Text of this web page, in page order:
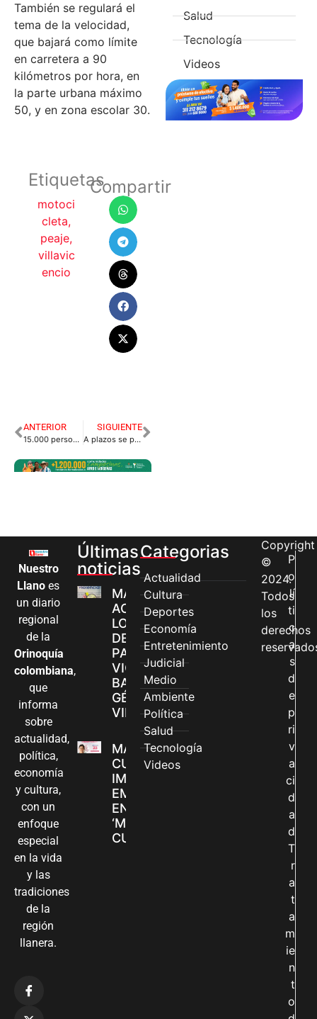
También se regulará el
tema de la velocidad,
que bajará como límite
en carretera a 90
kilómetros por hora, en
la parte urbana máximo
50, y en zona escolar 30.
Etiquetas
motoci
cleta,
peaje,
villavic
encio
Compartir
ANTERIOR
15.000 personas en el Meta no han cobrado el ingreso solidario
SIGUIENTE
A plazos se pagará servicio de gas y energía
Salud
Tecnología
Videos
Nuestro
Llano es
un diario
regional
de la
Orinoquía
colombiana,
que
informa
sobre
actualidad,
política,
economía
y cultura,
con un
enfoque
especial
en la vida
y las
tradiciones
de la
región
llanera.
Últimas
noticias
MÁS MUJERES
ACCEDEN A
LOS CANALES
DE ATENCIÓN
PARA
VIOLENCIAS
BASADAS EN
GÉNERO EN
VILLAVICENCIO
MADRES
CUIDADORAS
IMPULSAN SUS
EMPRENDIMIENTOS
EN LA FERIA
‘MANOS QUE
CUIDAN Y CREAN’
Categorias
Actualidad
Cultura
Deportes
Economía
Entretenimiento
Judicial
Medio
Ambiente
Política
Salud
Tecnología
Videos
Copyright
©
2024.
Todos
los
derechos
P
o
lí
ti
c
a
s
d
e
p
ri
v
a
ci
d
a
d
T
r
a
t
a
m
ie
n
t
o